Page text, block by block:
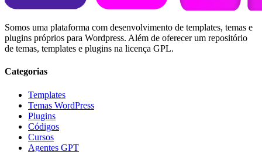
Somos uma plataforma com desenvolvimento de templates, temas e
plugins próprios para Wordpress. Além de oferecer um repositório
de temas, templates e plugins na licença GPL.
Categorias
Templates
Temas WordPress
Plugins
Códigos
Cursos
Agentes GPT